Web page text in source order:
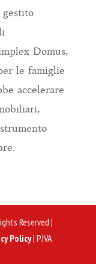
Domus,
le famiglie
accelerare
Reserved |
Policy| P.IVA